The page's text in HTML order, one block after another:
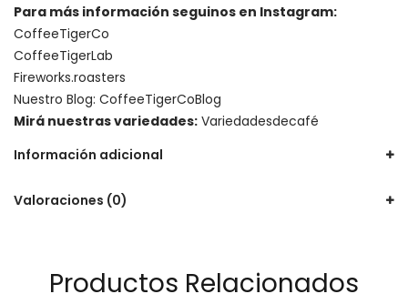
Para más información seguinos en Instagram:
CoffeeTigerCo
CoffeeTigerLab
Fireworks.roasters
Nuestro Blog: CoffeeTigerCoBlog
Mirá nuestras variedades: Variedadesdecafé
Información adicional
Valoraciones (0)
Productos Relacionados